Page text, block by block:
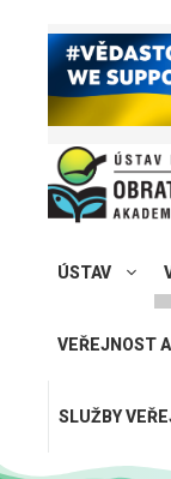
ÚSTAV
VEŘEJNOST
SLUŽBY